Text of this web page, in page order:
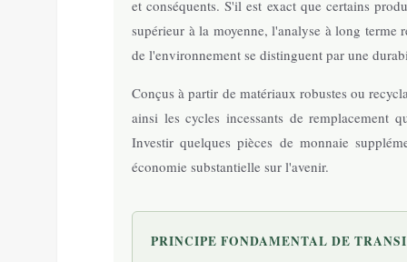
et conséquents. S'il est exact que certains
supérieur à la moyenne, l'analyse à long terme
de l'environnement se distinguent par une
Conçus à partir de matériaux robustes ou
ainsi les cycles incessants de remplacement
Investir quelques pièces de monnaie
économie substantielle sur l'avenir.
PRINCIPE FONDAMENTAL DE